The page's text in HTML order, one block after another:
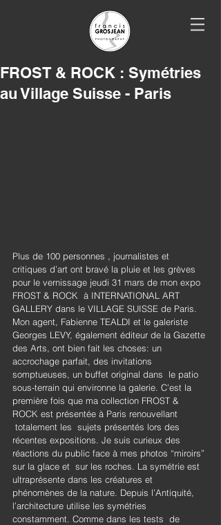
FROST & ROCK : Symétries
au Village Suisse - Paris
Plus de 100 personnes , journalistes et
critiques d’art ont bravé la pluie et les grèves
pour le vernissage jeudi 31 mars de mon expo
FROST & ROCK  à INTERNATIONAL ART
GALLERY dans le VILLAGE SUISSE de Paris.
Mon agent, Fabienne TEALDI et le galeriste
Georges LEVY, également éditeur de la Gazette
des Arts, ont bien fait les choses: un
accrochage parfait, des invitations
somptueuses, un buffet original dans  le patio
sous-terrain qui environne la galerie. C’est la
première fois que ma collection FROST &
ROCK est présentée à Paris renouvellant
totalement les  sujets présentés lors des
récentes expositions. Je suis curieux des
réactions du public face à mes photos “miroirs”
sur la glace et  sur les roches. La symétrie est
ultraprésente dans les créatures et
phénomènes de la nature. Depuis l’Antiquité,
l’architecture utilise les symétries
constamment. Comme dans les tests  de